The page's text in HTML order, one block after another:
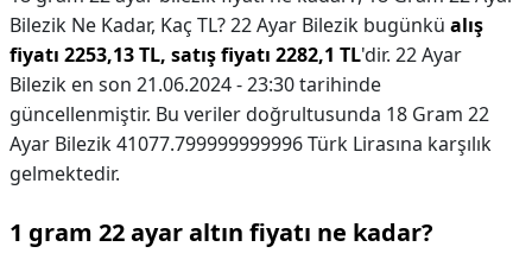
Bilezik Ne Kadar, Kaç TL? 22 Ayar Bilezik bugünkü alış
fiyatı 2253,13 TL, satış fiyatı 2282,1 TL'dir. 22 Ayar
Bilezik en son 21.06.2024 - 23:30 tarihinde
güncellenmiştir. Bu veriler doğrultusunda 18 Gram 22
Ayar Bilezik 41077.799999999996 Türk Lirasına karşılık
gelmektedir.
1 gram 22 ayar altın fiyatı ne kadar?